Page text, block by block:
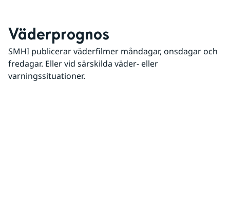
Väderprognos
SMHI publicerar väderfilmer måndagar, onsdagar och
fredagar. Eller vid särskilda väder- eller
varningssituationer.